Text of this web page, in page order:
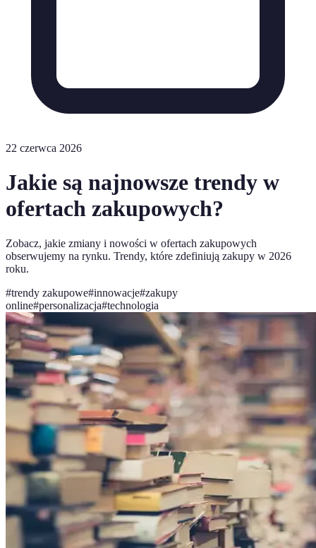
22 czerwca 2026
Jakie są najnowsze trendy w
ofertach zakupowych?
Zobacz, jakie zmiany i nowości w ofertach zakupowych
obserwujemy na rynku. Trendy, które zdefiniują zakupy w 2026
roku.
#trendy zakupowe#innowacje#zakupy
online#personalizacja#technologia